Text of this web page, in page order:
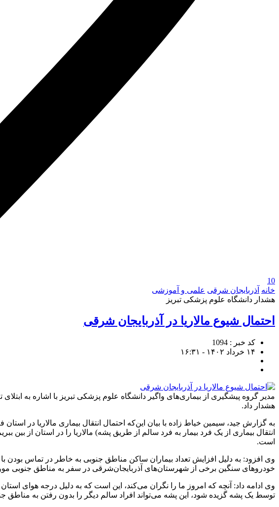
10
خانه آذربایجان شرقی علمی و آموزشی
هشدار دانشگاه علوم پزشکی تبریز
احتمال شیوع مالاریا در آذربایجان‌ شرقی
کد خبر : 1094
۱۴ خرداد ۱۴۰۲ - ۱۶:۳۱
مدیر گروه پیشگیری از بیماری‌های واگیر دانشگاه علوم پزشکی تبریز با اشاره به
هشدار داد.
انتقال بیماری از یک فرد بیمار به فرد سالم از طریق پشه) مالاریا را در استان از
است.
وی افزود: به دلیل افزایش تعداد بیماران ساکن مناطق جنوبی به خاطر در تماس بودن
خودروهای سنگین برخی از شهرستان‌های آذربایجان‌شرقی در سفر به مناطق جنوبی
وی ادامه داد: آنچه که امروز ما را نگران می‌کند، این است که به دلیل درجه هوای
توسط یک پشه گزیده شود، این پشه می‌تواند افراد سالم دیگر را بدون رفتن به مناطق